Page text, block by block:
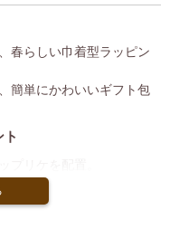
春らしい巾着型ラッピン
簡単にかわいいギフト包
ュラルながらも華やかに